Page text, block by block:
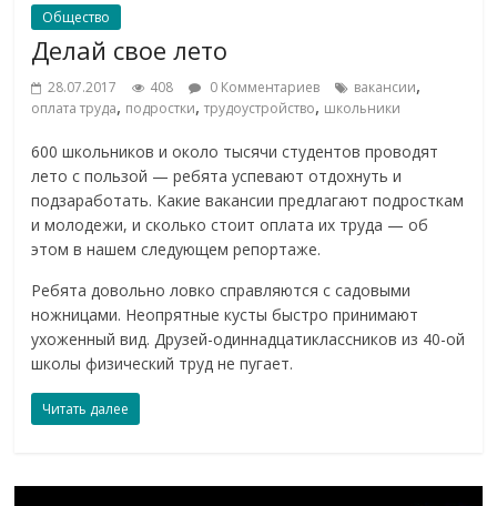
Общество
Делай свое лето
28.07.2017 408 0 Комментариев вакансии,
оплата труда, подростки,трудоустройство, школьники
600 школьников и около тысячи студентов проводят
лето с пользой — ребята успевают отдохнуть и
подзаработать. Какие вакансии предлагают подросткам
и молодежи, и сколько стоит оплата их труда — об
этом в нашем следующем репортаже.
Ребята довольно ловко справляются с садовыми
ножницами. Неопрятные кусты быстро принимают
ухоженный вид. Друзей-одиннадцатиклассников из 40-ой
школы физический труд не пугает.
Читать далее